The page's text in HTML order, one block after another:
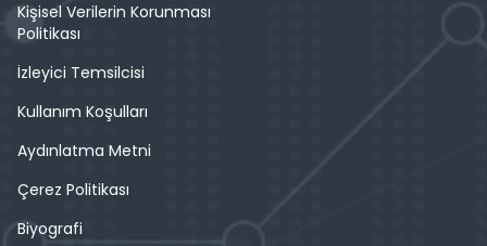
Kişisel Verilerin Korunması
Politikası
İzleyici Temsilcisi
Kullanım Koşulları
Aydınlatma Metni
Çerez Politikası
Biyografi